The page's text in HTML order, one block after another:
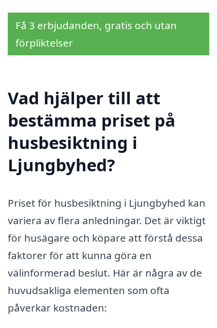
Få 3 erbjudanden, gratis och utan
förpliktelser
Vad hjälper till att
bestämma priset på
husbesiktning i
Ljungbyhed?
Priset för husbesiktning i Ljungbyhed kan
variera av flera anledningar. Det är viktigt
för husägare och köpare att förstå dessa
faktorer för att kunna göra en
välinformerad beslut. Här är några av de
huvudsakliga elementen som ofta
påverkar kostnaden: